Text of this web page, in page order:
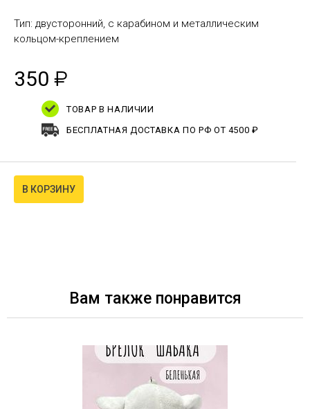
Тип: двусторонний, с карабином и металлическим
кольцом-креплением
350 ₽
ТОВАР В НАЛИЧИИ
БЕСПЛАТНАЯ ДОСТАВКА ПО РФ ОТ 4500 ₽
В КОРЗИНУ
Вам также понравится